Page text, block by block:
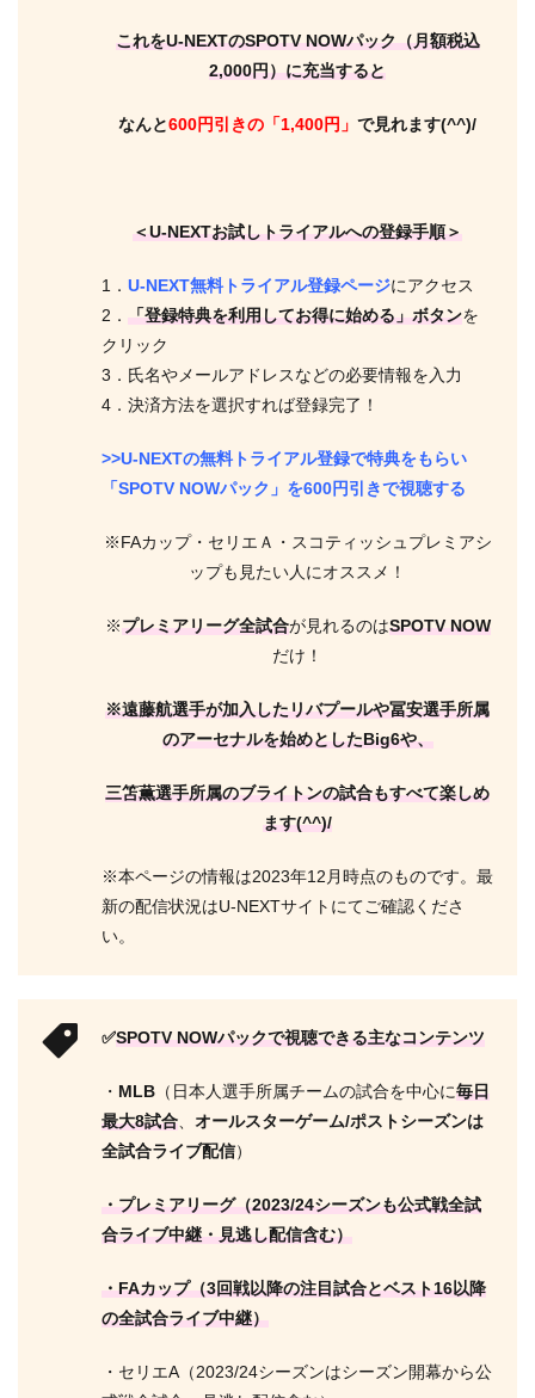
これをU-NEXTのSPOTV NOWパック（月額税込
2,000円）に充当すると
なんと600円引きの「1,400円」 で見れます(^^)/
＜U-NEXTお試しトライアルへの登録手順＞
1． U-NEXT無料トライアル登録ページにアクセス
2．
「登録特典を利用してお得に始める」ボタンを
クリック
3．氏名やメールアドレスなどの必要情報を入力
4．決済方法を選択すれば登録完了！
>>U-NEXTの無料トライアル登録で特典をもらい
「SPOTV NOWパック」を600円引きで視聴する
※FAカップ・セリエＡ・スコティッシュプレミアシ
ップも見たい人にオススメ！
※プレミアリーグ全試合が見れるのはSPOTV NOW
だけ！
※遠藤航選手が加入したリバプールや冨安選手所属
のアーセナルを始めとしたBig6や、
三笘薫選手所属のブライトンの試合もすべて楽しめ
ます(^^)/
※本ページの情報は2023年12月時点のものです。最
新の配信状況はU-NEXTサイトにてご確認くださ
い。
✅SPOTV NOWパックで視聴できる主なコンテンツ
・ MLB （日本人選手所属チームの試合を中心に毎日
最大8試合、 オールスターゲーム/ポストシーズンは
全試合ライブ配信）
・プレミアリーグ（2023/24シーズンも公式戦全試
合ライブ中継・見逃し配信含む）
・FAカップ（3回戦以降の注目試合とベスト16以降
の全試合ライブ中継）
・セリエA（2023/24シーズンはシーズン開幕から公